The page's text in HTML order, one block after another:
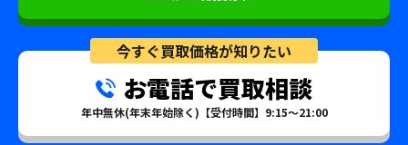
今すぐ買取価格が知りたい
お電話で買取相談
年中無休(年末年始除く)【受付時間】9:15～21:00